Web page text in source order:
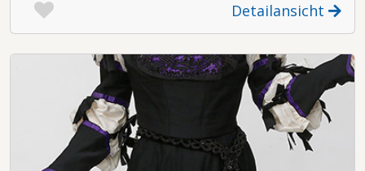
Detailansicht